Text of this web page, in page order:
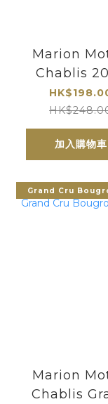
Marion
Chablis
加入購物車
Grand Cru
Marion
Chablis